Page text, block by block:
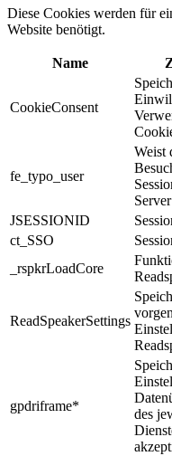
Diese Cookies werden für
Website benötigt.
Name
CookieConsent
fe_typo_user
Weist
JSESSIONID
ct_SSO
_rspkrLoadCore
ReadSpeakerSettings
gpdriframe*
des